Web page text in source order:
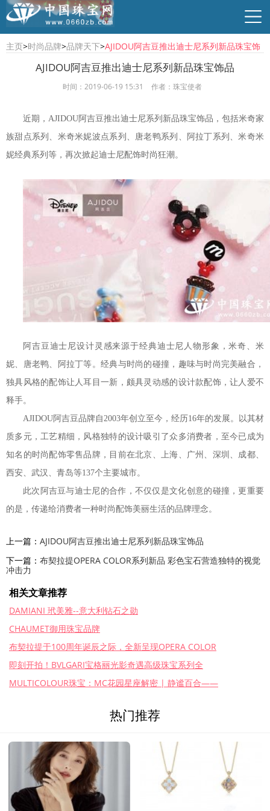
行业资讯 珠宝资讯 商贸供求 时尚品牌
主页>时尚品牌>品牌天下>AJIDOU阿吉豆推出迪士尼系列新品珠宝饰
AJIDOU阿吉豆推出迪士尼系列新品珠宝饰品
时间：2019-06-19 15:31 作者：珠宝使者
近期，AJIDOU阿吉豆推出迪士尼系列新品珠宝饰品，包括米奇家
族甜点系列、米奇米妮波点系列、唐老鸭系列、阿拉丁系列、米奇米
妮经典系列等，再次掀起迪士尼配饰时尚狂潮。
阿吉豆迪士尼设计灵感来源于经典迪士尼人物形象，米奇、米
妮、唐老鸭、阿拉丁等。经典与时尚的碰撞，趣味与时尚完美融合，
独具风格的配饰让人耳目一新，颇具灵动感的设计款配饰，让人爱不
释手。
AJIDOU阿吉豆品牌自2003年创立至今，经历16年的发展。以其材
质多元，工艺精细，风格独特的设计吸引了众多消费者，至今已成为
知名的时尚配饰零售品牌，目前在北京、上海、广州、深圳、成都、
西安、武汉、青岛等137个主要城市。
此次阿吉豆与迪士尼的合作，不仅仅是文化创意的碰撞，更重要
的是，传递给消费者一种时尚配饰美丽生活的品牌理念。
上一篇： AJIDOU阿吉豆推出迪士尼系列新品珠宝饰品
下一篇： 布契拉提OPERA COLOR系列新品 彩色宝石营造独特的视觉
冲击力
相关文章推荐
DAMIANI 玳美雅--意大利钻石之勋
CHAUMET御用珠宝品牌
布契拉提于100周年诞辰之际，全新呈现OPERA COLOR
即刻开拍！BVLGARI宝格丽光影奇遇高级珠宝系列全
MULTICOLOUR珠宝：MC花园星座解密 | 静谧百合——
热门推荐